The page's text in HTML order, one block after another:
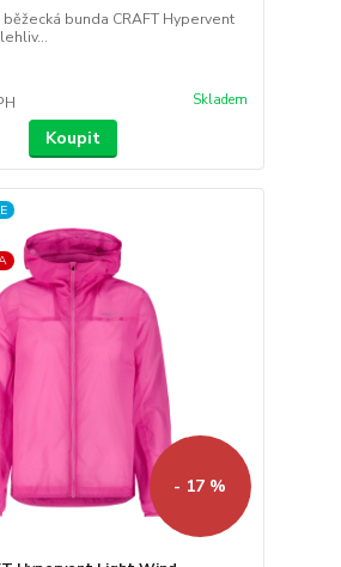
bunda CRAFT Hypervent
Skladem
Koupit
- 17 %